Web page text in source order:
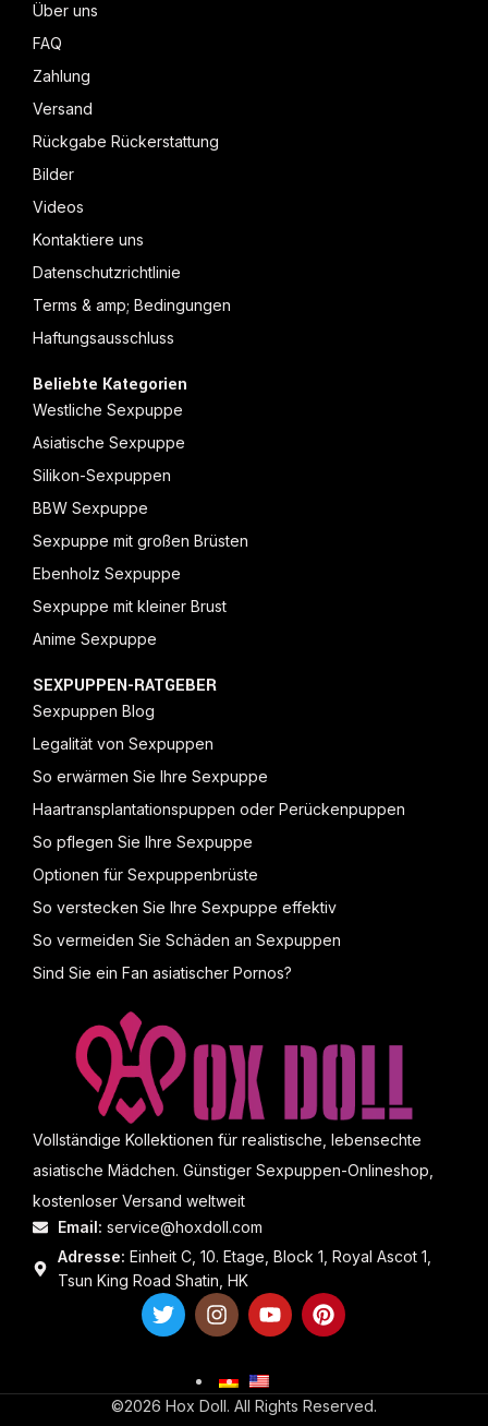
Über uns
FAQ
Zahlung
Versand
Rückgabe Rückerstattung
Bilder
Videos
Kontaktiere uns
Datenschutzrichtlinie
Terms & amp; Bedingungen
Haftungsausschluss
Beliebte Kategorien
Westliche Sexpuppe
Asiatische Sexpuppe
Silikon-Sexpuppen
BBW Sexpuppe
Sexpuppe mit großen Brüsten
Ebenholz Sexpuppe
Sexpuppe mit kleiner Brust
Anime Sexpuppe
SEXPUPPEN-RATGEBER
Sexpuppen Blog
Legalität von Sexpuppen
So erwärmen Sie Ihre Sexpuppe
Haartransplantationspuppen oder Perückenpuppen
So pflegen Sie Ihre Sexpuppe
Optionen für Sexpuppenbrüste
So verstecken Sie Ihre Sexpuppe effektiv
So vermeiden Sie Schäden an Sexpuppen
Sind Sie ein Fan asiatischer Pornos?
Vollständige Kollektionen für realistische, lebensechte
asiatische Mädchen. Günstiger Sexpuppen-Onlineshop,
kostenloser Versand weltweit
Email: service@hoxdoll.com
Adresse: Einheit C, 10. Etage, Block 1, Royal Ascot 1,
Tsun King Road Shatin, HK
©2026 Hox Doll. All Rights Reserved.